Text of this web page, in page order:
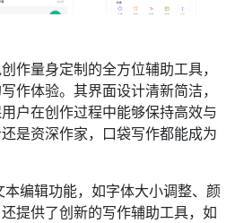
作量身定制的全方位辅助工具，
作体验。其界面设计清新简洁，
户在创作过程中能够保持高效与
是资深作家，口袋写作都能成为
编辑功能，如字体大小调整、颜
提供了创新的写作辅助工具，如